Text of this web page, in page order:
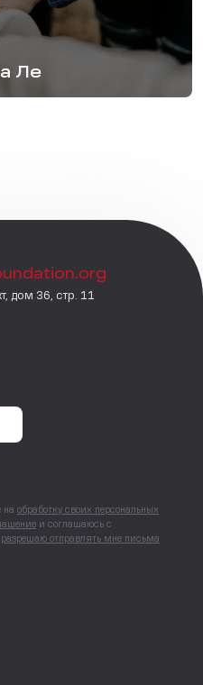
Ле
дом 36, стр. 11
на обработку своих персональных
и соглашаюсь с
разрешаю отправлять мне письма